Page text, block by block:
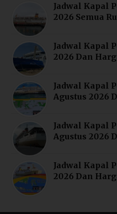
Jadwal Kapal
2026 Semua
Jadwal Kapal
2026 Dan
Jadwal Kapal
Agustus 2026
Jadwal Kapal
Agustus 2026
Jadwal Kapal
2026 Dan